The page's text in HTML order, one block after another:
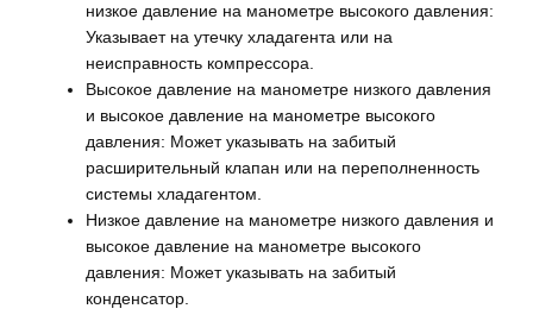
низкое давление на манометре высокого давления:
Указывает на утечку хладагента или на
неисправность компрессора.
Высокое давление на манометре низкого давления
и высокое давление на манометре высокого
давления: Может указывать на забитый
расширительный клапан или на переполненность
системы хладагентом.
Низкое давление на манометре низкого давления и
высокое давление на манометре высокого
давления: Может указывать на забитый
конденсатор.